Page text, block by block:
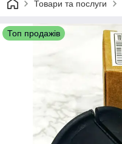
Товари та послуги
Топ продажів